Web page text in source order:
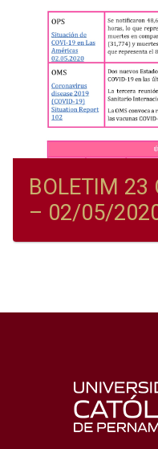
BOLETIM 23
– 02/05/